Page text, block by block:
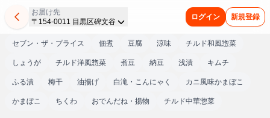
お届け先
〒154-0011 目黒区碑文谷
ログイン 新規登録
セブン・ザ・プライス 佃煮 豆腐 涼味 チルド和風惣菜
しょうが チルド洋風惣菜 煮豆 納豆 浅漬 キムチ
ふる漬 梅干 油揚げ 白滝・こんにゃく カニ風味かまぼこ
かまぼこ ちくわ おでんだね・揚物 チルド中華惣菜